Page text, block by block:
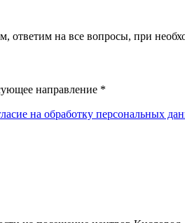
ответим на все вопросы, при
направление *
на обработку персональных